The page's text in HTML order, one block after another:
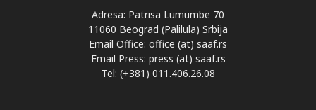
Adresa: Patrisa Lumumbe 70
11060 Beograd (Palilula) Srbija
Email Office: office (at) saaf.rs
Email Press: press (at) saaf.rs
Tel: (+381) 011.406.26.08